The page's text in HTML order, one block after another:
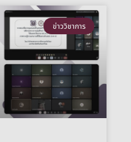
ข่าววิชาการ